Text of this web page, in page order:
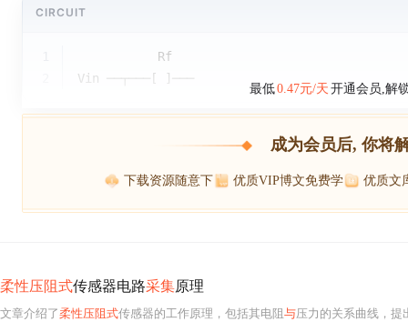
CIRCUIT
           Rf
Vin ──┬───[ ]───
最低0.47元/天 开通会员,解
成为会员后, 你将
下载资源随意下 优质VIP博文免费学 优质文
柔性压阻式传感器电路采集原理
文章介绍了柔性压阻式传感器的工作原理，包括其电阻 与压力的关系曲线，提出了分段式、对